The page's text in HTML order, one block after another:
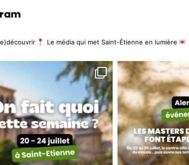
Le média qui met Saint-Étienne en lumière